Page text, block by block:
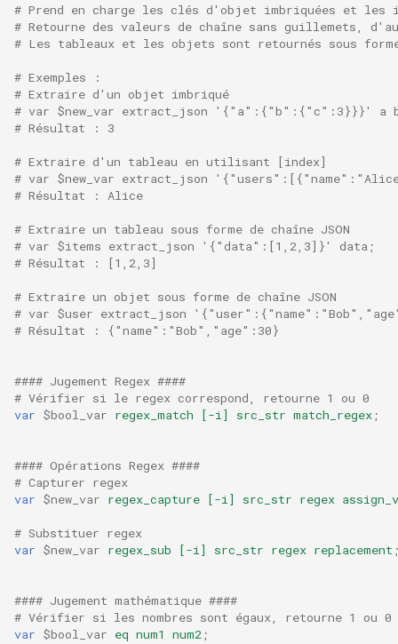
redis-ratelimit
redis-util
redis
repl
reqargs
requests
router
rsa
scrypt
session
shell
signal
snappy
# Prend en charge les clés d'objet imbriquées et les
# Retourne des valeurs de chaîne sans guillemets,
# Les tableaux et les objets sont retournés sous forme
# Exemples :
# Extraire d'un objet imbriqué
# var $new_var extract_json '{"a":{"b":{"c":3}}}' a
# Résultat : 3
# Extraire d'un tableau en utilisant [index]
# var $new_var extract_json
# Résultat : Alice
# Extraire un tableau sous forme de chaîne JSON
# var $items extract_json '{"data":[1,2,3]}' data;
# Résultat : [1,2,3]
# Extraire un objet sous forme de chaîne JSON
# var $user extract_json
# Résultat : {"name":"Bob","age":30}
#### Jugement Regex ####
# Vérifier si le regex correspond, retourne 1 ou 0
var $bool_var regex_match [-i] src_str match_regex ;
#### Opérations Regex ####
# Capturer regex
var $new_var regex_capture [-i] src_str regex
# Substituer regex
var $new_var regex_sub [-i] src_str regex replacement
#### Jugement mathématique ####
# Vérifier si les nombres sont égaux, retourne 1 ou 0
var $bool_var eq num1 num2 ;